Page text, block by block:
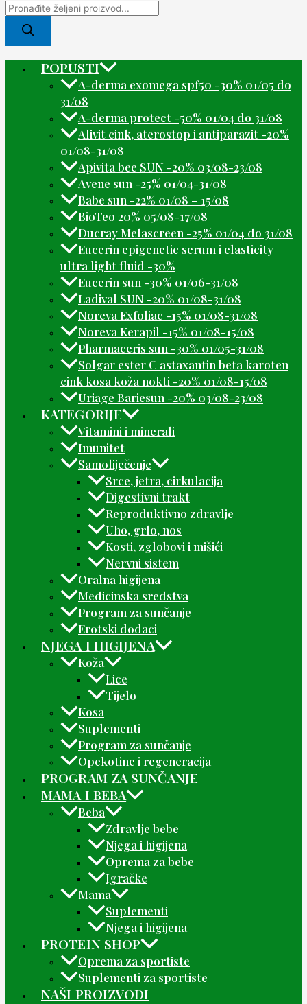
POPUSTI
A-derma exomega spf50 -30% 01/05 do
31/08
A-derma protect -50% 01/04 do 31/08
Alivit cink, aterostop i antiparazit -20%
01/08-31/08
Apivita bee SUN -20% 03/08-23/08
Avene sun -25% 01/04-31/08
Babe sun -22% 01/08 – 15/08
BioTeo 20% 05/08-17/08
Ducray Melascreen -25% 01/04 do 31/08
Eucerin epigenetic serum i elasticity
ultra light fluid -30%
Eucerin sun -30% 01/06-31/08
Ladival SUN -20% 01/08-31/08
Noreva Exfoliac -15% 01/08-31/08
Noreva Kerapil -15% 01/08-15/08
Pharmaceris sun -30% 01/05-31/08
Solgar ester C astaxantin beta karoten
cink kosa koža nokti -20% 01/08-15/08
Uriage Bariesun -20% 03/08-23/08
KATEGORIJE
Vitamini i minerali
Imunitet
Samoliječenje
Srce, jetra, cirkulacija
Digestivni trakt
Reproduktivno zdravlje
Uho, grlo, nos
Kosti, zglobovi i mišići
Nervni sistem
Oralna higijena
Medicinska sredstva
Program za sunčanje
Erotski dodaci
NJEGA I HIGIJENA
Koža
Lice
Tijelo
Kosa
Suplementi
Program za sunčanje
Opekotine i regeneracija
PROGRAM ZA SUNČANJE
MAMA I BEBA
Beba
Zdravlje bebe
Njega i higijena
Oprema za bebe
Igračke
Mama
Suplementi
Njega i higijena
PROTEIN SHOP
Oprema za sportiste
Suplementi za sportiste
NAŠI PROIZVODI